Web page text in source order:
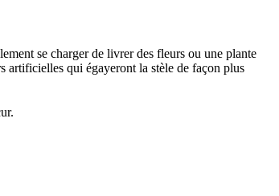
se charger de livrer des fleurs ou une plante
artificielles qui égayeront la stèle de façon plus